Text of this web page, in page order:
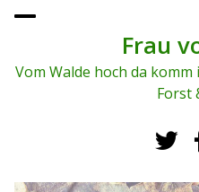
To
me
Frau
Vom Walde hoch da komm
Forst